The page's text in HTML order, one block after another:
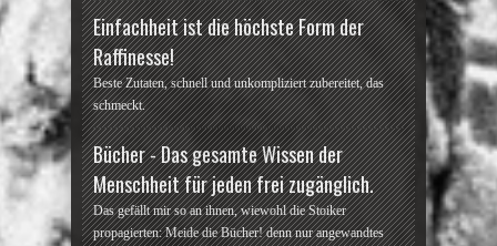
Einfachheit ist die höchste Form der
Raffinesse!
Beste Zutaten, schnell und unkompliziert zubereitet, das
schmeckt.
Bücher - Das gesamte Wissen der
Menschheit für jeden frei zugänglich.
Das gefällt mir so an ihnen, wiewohl die Stoiker
propagierten: Meide die Bücher! denn nur angewandtes